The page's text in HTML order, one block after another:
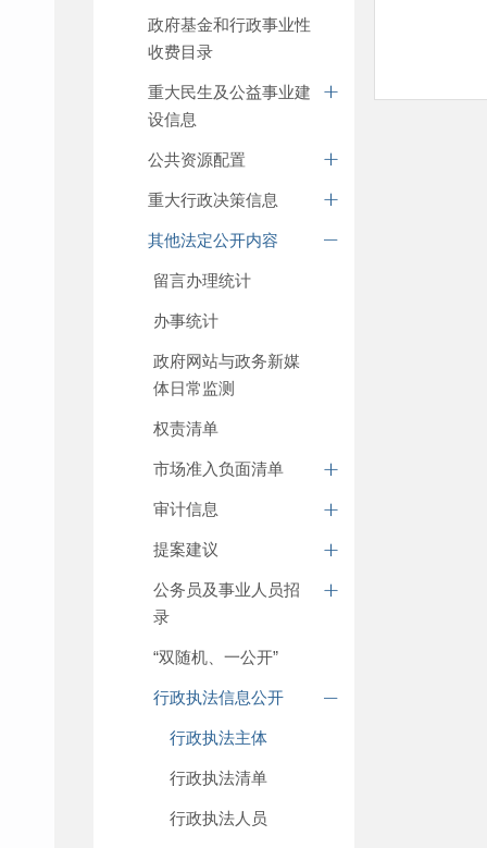
政府基金和行政事业性
收费目录
重大民生及公益事业建
设信息
公共资源配置
重大行政决策信息
其他法定公开内容
留言办理统计
办事统计
政府网站与政务新媒
体日常监测
权责清单
市场准入负面清单
审计信息
提案建议
公务员及事业人员招
录
“双随机、一公开”
行政执法信息公开
行政执法主体
行政执法清单
行政执法人员